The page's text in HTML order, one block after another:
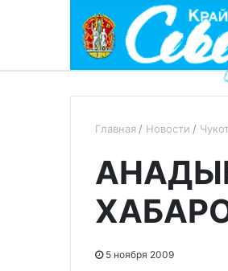
Главная Новости
5 ноября 2009